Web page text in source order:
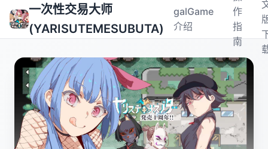
一次性交易大师
(YARISUTEMESUBUTA)
galGame
介绍
作
指
南